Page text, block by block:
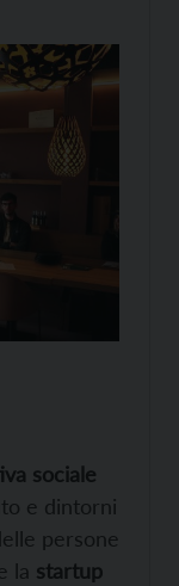
sociale
e dintorni
persone
la startup